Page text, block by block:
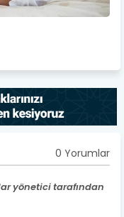
0 Yorumlar
yönetici tarafından